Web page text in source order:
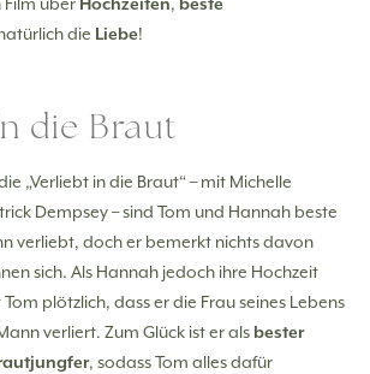
die Liebe!
die Braut
„Verliebt in die Braut“ – mit Michelle
Dempsey – sind Tom und Hannah beste
verliebt, doch er bemerkt nichts davon
sich. Als Hannah jedoch ihre Hochzeit
plötzlich, dass er die Frau seines Lebens
verliert. Zum Glück ist er als bester
, sodass Tom alles dafür